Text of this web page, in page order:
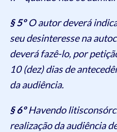
§ 5ºO autor deverá
seu desinteresse na
deverá fazê-lo, por
10 (dez) dias de
da audiência.
§ 6ºHavendo
realização da audiência